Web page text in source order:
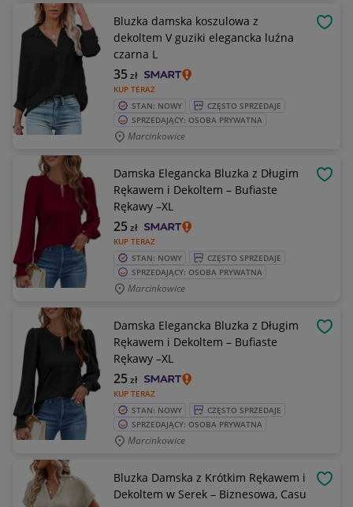
Bluzka damska koszulowa z
dekoltem V guziki elegancka luźna
czarna L
KUP TERAZ
35zł
STAN: NOWY
CZĘSTO SPRZEDAJE
SPRZEDAJĄCY: OSOBA PRYWATNA
Marcinkowice
Damska Elegancka Bluzka z Długim
Rękawem i Dekoltem – Bufiaste
Rękawy –XL
KUP TERAZ
25zł
STAN: NOWY
CZĘSTO SPRZEDAJE
SPRZEDAJĄCY: OSOBA PRYWATNA
Marcinkowice
Damska Elegancka Bluzka z Długim
Rękawem i Dekoltem – Bufiaste
Rękawy –XL
KUP TERAZ
25zł
STAN: NOWY
CZĘSTO SPRZEDAJE
SPRZEDAJĄCY: OSOBA PRYWATNA
Marcinkowice
Bluzka Damska z Krótkim Rękawem i
Dekoltem w Serek – Biznesowa, Casu